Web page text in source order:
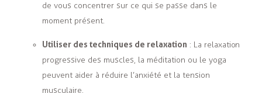
de vous concentrer sur ce qui se passe dans le
moment présent.
Utiliser des techniques de relaxation : La relaxation
progressive des muscles, la méditation ou le yoga
peuvent aider à réduire l’anxiété et la tension
musculaire.